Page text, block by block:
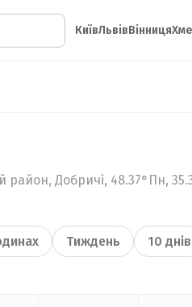
КиївЛьвівВінниця
Добричі, 48.37°Пн,
Тиждень 10 днів